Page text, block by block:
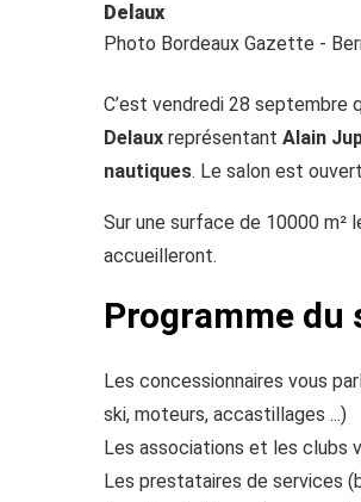
Delaux
Photo Bordeaux Gazette -
C’est vendredi 28 septembre
Delaux représentant Alain
nautiques. Le salon est
Sur une surface de 10000 m²
accueilleront.
Programme du
Les concessionnaires vous
ski, moteurs, accastillages ...)
Les associations et les clubs
Les prestataires de services